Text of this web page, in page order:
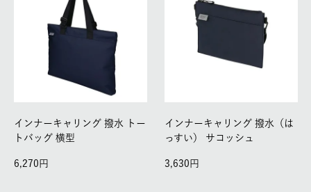
インナーキャリング 撥水 トー
トバッグ 横型
6,270
インナーキャリング 撥水（は
っすい） サコッシュ
3,630